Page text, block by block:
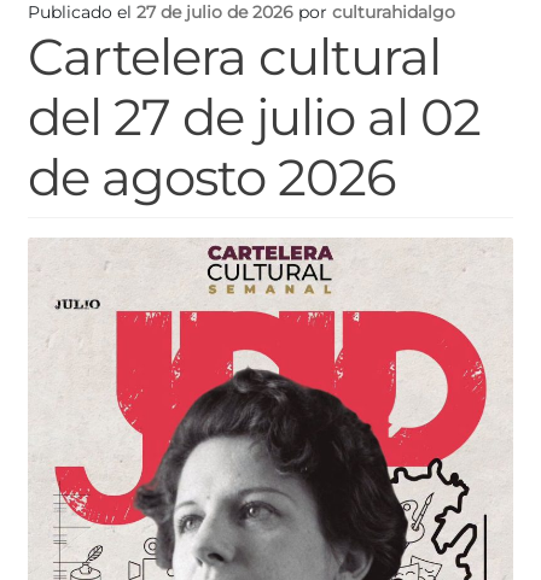
Publicado el 27 de julio de 2026 por culturahidalgo
Cartelera cultural
del 27 de julio al 02
de agosto 2026